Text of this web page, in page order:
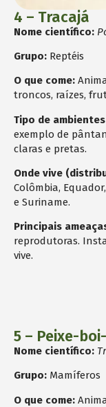
4 – Tracajá
Nome científico:
Grupo: Reptéis
O que come:
troncos, raízes,
Tipo de
exemplo de
claras e pretas.
Onde vive
Colômbia,
e Suriname.
Principais
reprodutoras.
vive.
5 – Peixe-
Nome científico:
Grupo: Mamíferos
O que come: